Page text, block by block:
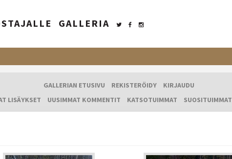
GALLERIA
GALLERIAN ETUSIVU REKISTERÖIDY
KIRJAUDU
LISÄYKSET UUSIMMAT KOMMENTIT KATSOTUIMMAT SUOSITUIMMAT